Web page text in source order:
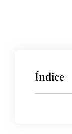
Índice